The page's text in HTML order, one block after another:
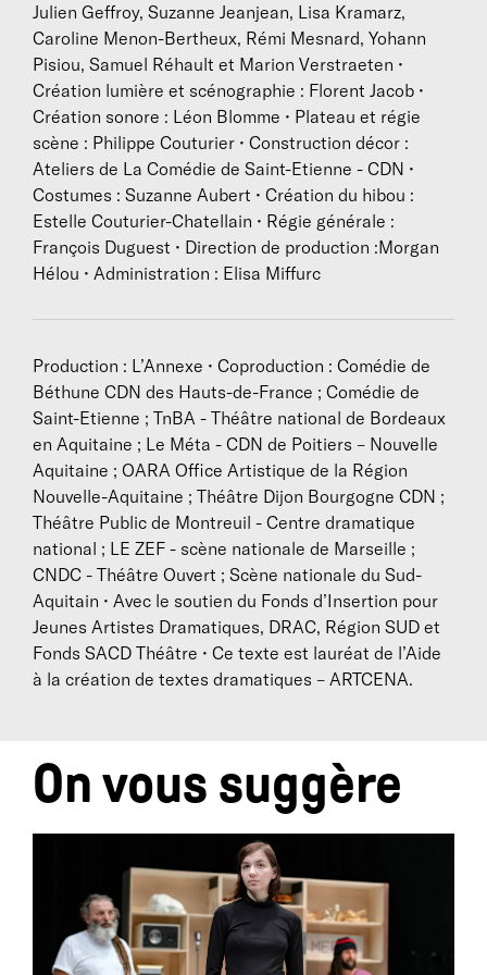
campagnes et cette aspiration low-tech de toute une
autre partie de cette même génération. L’ailleurs est
peut-être aujourd’hui moins l’espace de la conquête
que celui du retour.
Pour l’esprit aventurier contemporain il convient
finalement d’être à sa place, mais autrement.
J’espère donc avecSalle des fêtesproposer une
réflexion sur l’utopie comme cet autrement ; mais
aussi sur la dualité entre le fait d’agir et celui
d’espérer. Quand il n’y a plus de « bonnes solutions »,
l’espoir est-il pour autant à proscrire ? Sans doute
Mais en quoi l’espoir, débarrassé de ses certitudes,
ne pourrait-il pas être le principe actif de nos
imaginaires en lutte avec l’implacabilité du monde, et
en cela, le gardien de notre humanité ? »
Baptiste Amann
Biographie
Baptiste Amann est né à Avignon en 1986. Il suit une
formation de comédien à l’ERACM de 2004 à 2007.
Sensibilisé à l’écriture contemporaine par les
auteurs-metteurs en scène avec lesquels il travaille à
la sortie de l’école (Hubert Colas, Daniel Danis, David
En 2010, il co-fonde avec Solal Bouloudnine, Victor
Lenoble et Olivier Veillon, L’Outil, une plateforme de
production qui réunit les travaux de chacun. Il est
membre actif de l’IRMAR (Institut des Recherches
Menant A Rien).
Il mène depuis 2013 un grand chantier d’écriture et
de mise en scène :Des territoires, une trilogie qu’il
compose avec des acteurs rencontrés au moment de
sa formation. Ecrit en 2013, le premier volet de la
Julien Geffroy, Suzanne Jeanjean, Lisa Kramarz,
Caroline Menon-Bertheux, Rémi Mesnard, Yohann
Pisiou, Samuel Réhault et Marion Verstraeten •
Création lumière et scénographie : Florent Jacob •
Création sonore : Léon Blomme • Plateau et régie
scène : Philippe Couturier • Construction décor :
Ateliers de La Comédie de Saint-Etienne - CDN •
Costumes : Suzanne Aubert • Création du hibou :
Estelle Couturier-Chatellain • Régie générale :
François Duguest • Direction de production :Morgan
Hélou • Administration : Elisa Miffurc
Production : L’Annexe • Coproduction : Comédie de
Béthune CDN des Hauts-de-France ; Comédie de
Saint-Etienne ; TnBA - Théâtre national de Bordeaux
en Aquitaine ; Le Méta - CDN de Poitiers – Nouvelle
Aquitaine ; OARA Office Artistique de la Région
Nouvelle-Aquitaine ; Théâtre Dijon Bourgogne CDN ;
Théâtre Public de Montreuil - Centre dramatique
national ; LE ZEF - scène nationale de Marseille ;
CNDC - Théâtre Ouvert ; Scène nationale du Sud-
Aquitain • Avec le soutien du Fonds d’Insertion pour
Jeunes Artistes Dramatiques, DRAC, Région SUD et
Fonds SACD Théâtre • Ce texte est lauréat de l’Aide
à la création de textes dramatiques – ARTCENA.
On vous suggère